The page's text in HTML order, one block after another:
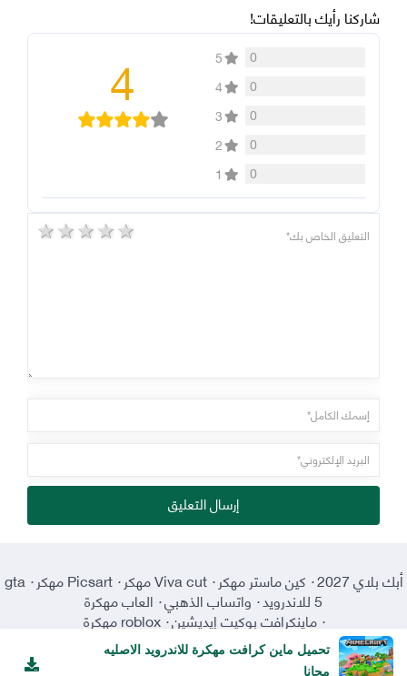
شاركنا رأيك بالتعليقات!
0
5
0
4
0
3
0
2
0
1
4
5 stars 4 stars 3 stars 2 stars 1 star
إرسال التعليق
تحميل ماين كرافت مهكرة للاندرويد الاصليه
مجانا
أبك بلاي 2027 · كين ماستر مهكر·Viva cut مهكر ·Picsart مهكر ·
gta
5 للاندرويد ·واتساب الذهبي· العاب مهكرة
·ماينكرافت بوكيت إيديشين·roblox مهكرة